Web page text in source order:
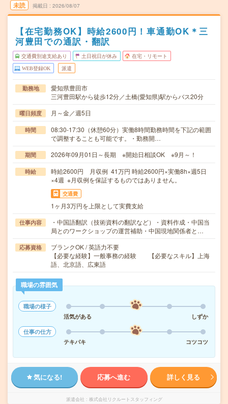
未読 掲載日 2026/08/07
【在宅勤務OK】時給2600円！車通勤OK＊三
河豊田での通訳・翻訳
交通費別途支給あり 土日祝日が休み 在宅・リモート
WEB登録OK 派遣
勤務地
愛知県豊田市
三河豊田駅から徒歩12分／土橋(愛知県)駅からバス20分
曜日頻度 月～金／週5日
時間
08:30-17:30（休憩60分）実働8時間勤務時間を下記の範囲
で調整することも可能です。・勤務開…
期間 2026年09月01日～長期 ※開始日相談OK ※9月～！
時給
時給2600円 月収例 41万円 時給2600円×実働8h×週5日
×4週 ※月収例を保証するものではありません。
交通費
1ヶ月3万円を上限として実費支給
仕事内容
・中国語翻訳（技術資料の翻訳など）・資料作成・中国当
局とのワークショップの運営補助・中国現地関係者と…
応募資格
ブランクOK / 英語力不要
【必要な経験】一般事務の経験 【必要なスキル】上海
語、北京語、広東語
職場の雰囲気
職場の様子
活気がある
しずか
仕事の仕方
テキパキ
コツコツ
気になる! 応募へ進む 詳しく見る
派遣会社 株式会社リクルートスタッフィング